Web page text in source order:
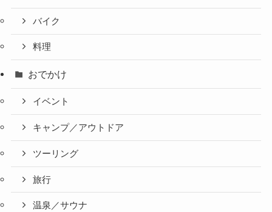
バイク
料理
おでかけ
イベント
キャンプ／アウトドア
ツーリング
旅行
温泉／サウナ